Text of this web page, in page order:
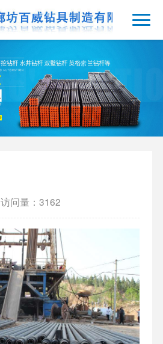
访问量：3162